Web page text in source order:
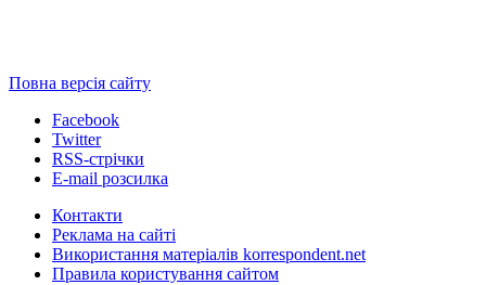
Повна версія сайту
Facebook
Twitter
RSS-стрічки
E-mail розсилка
Контакти
Реклама на сайті
Використання матеріалів korrespondent.net
Правила користування сайтом